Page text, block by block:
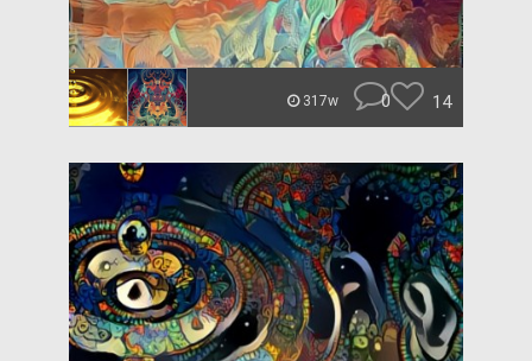
317w 0 14